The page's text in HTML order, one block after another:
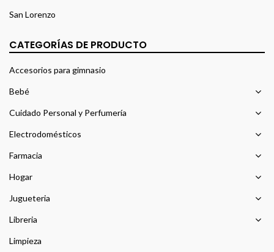
San Lorenzo
CATEGORÍAS DE PRODUCTO
Accesorios para gimnasio
Bebé
Cuidado Personal y Perfumería
Electrodomésticos
Farmacia
Hogar
Jugueteria
Libreria
Limpieza